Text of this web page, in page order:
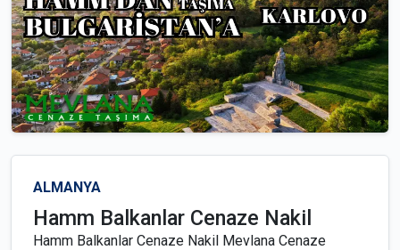
ALMANYA
Hamm Balkanlar Cenaze Nakil
Hamm Balkanlar Cenaze Nakil Mevlana Cenaze